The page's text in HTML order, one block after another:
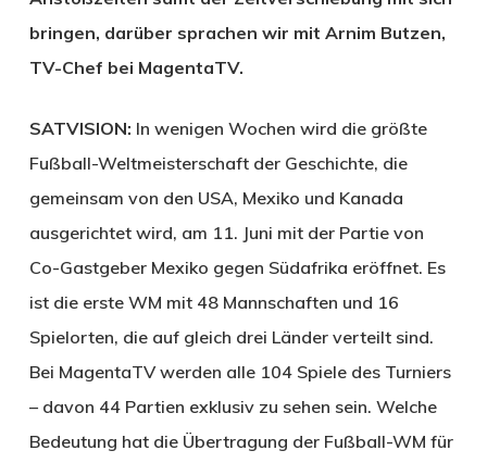
bringen, darüber sprachen wir mit Arnim Butzen,
TV-Chef bei Magenta­TV.
SATVISION: In wenigen Wochen wird die größte
Fußball-Weltmeisterschaft der Geschichte, die
gemeinsam von den USA, Mexiko und Kanada
ausgerichtet wird, am 11. Juni mit der Partie von
Co-Gastgeber Mexiko gegen Südafrika eröffnet. Es
ist die erste WM mit 48 Mannschaften und 16
Spielorten, die auf gleich drei Länder verteilt sind.
Bei Magenta­TV werden alle 104 Spiele des Turniers
– davon 44 Partien exklusiv zu sehen sein. Welche
Bedeutung hat die Übertragung der Fußball-WM für